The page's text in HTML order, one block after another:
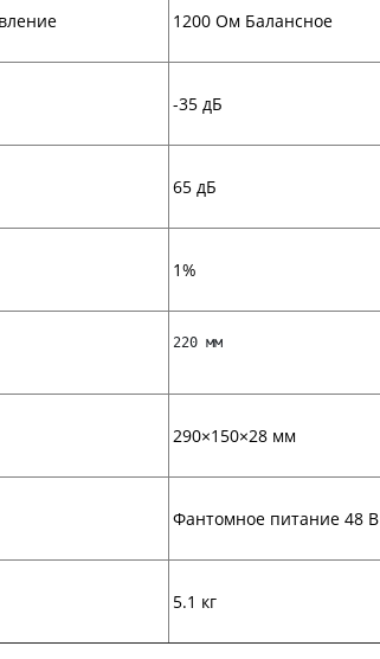
1200 Ом Балансное
-35 дБ
65 дБ
1%
220 мм
290×150×28 мм
Фантомное питание 48 В
5.1 кг